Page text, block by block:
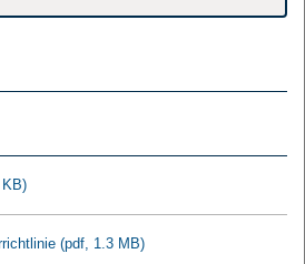
(pdf, 1.3 MB)